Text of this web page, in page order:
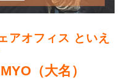
アオフィス といえ
（大名）